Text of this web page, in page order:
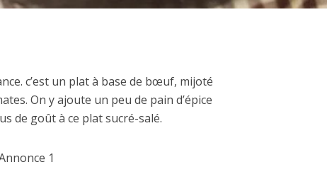
c’est un plat à base de bœuf, mijoté
On y ajoute un peu de pain d’épice
de goût à ce plat sucré-salé.
1